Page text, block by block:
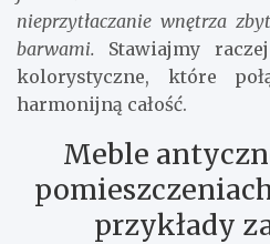
nieprzytłaczanie wnętrza
barwami. Stawiajmy
kolorystyczne, które
harmonijną całość.
Meble
przykłady